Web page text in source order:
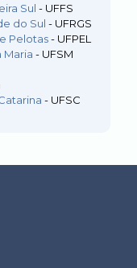
Sul - UFFS
do Sul - UFRGS
Pelotas- UFPEL
Maria - UFSM
- UFSC